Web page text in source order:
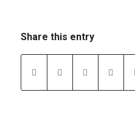
Share this entry